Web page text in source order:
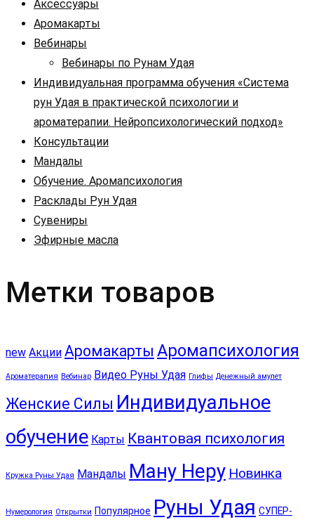
Аксессуары
Аромакарты
Вебинары
Вебинары по Рунам Удая
Индивидуальная программа обучения «Система
рун Удая в практической психологии и
ароматерапии. Нейропсихологический подход»
Консультации
Мандалы
Обучение. Аромапсихология
Расклады Рун Удая
Сувениры
Эфирные масла
Метки товаров
new Акции Аромакарты Аромапсихология
Ароматерапия Вебинар Видео Руны Удая Глифы Денежный амулет
Женские Силы Индивидуальное
обучение Карты Квантовая психология
Кружка Руны Удая Мандалы Ману Неру Новинка
Нумерология Открытки Популярное Руны Удая СУПЕР-